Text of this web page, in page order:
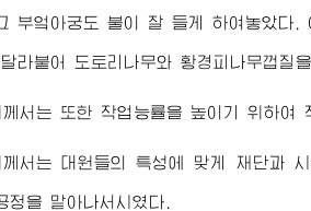
부엌아궁도 불이 잘 들게 하여놓았다
라붙어 도토리나무와 황경피나무껍질
께서는 또한 작업능률을 높이기 위하여
께서는 대원들의 특성에 맞게 재단과
정을 맡아나서시였다.